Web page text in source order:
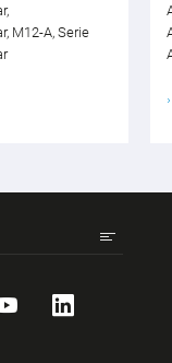
M12-A, Serie
YouTubeLinkedIn